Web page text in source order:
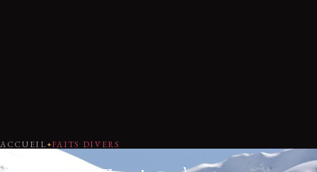
ACCUEIL FAITS DIVERS